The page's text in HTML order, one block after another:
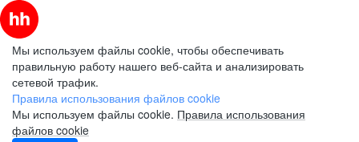
Мы используем файлы cookie, чтобы обеспечивать
правильную работу нашего веб-сайта и анализировать
сетевой трафик.
Правила использования файлов cookie
Мы используем файлы cookie. Правила использования
файлов cookie